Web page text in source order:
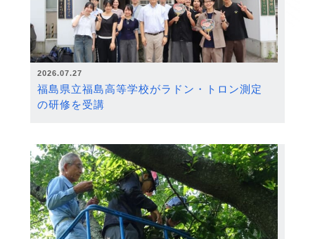
2026.07.27
福島県立福島高等学校がラドン・トロン測定
の研修を受講